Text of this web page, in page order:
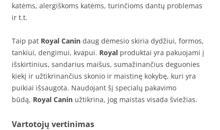
katėms, alergiškoms katėms, turinčioms dantų problemas
ir t.t.
Taip pat Royal Canin daug dėmesio skiria dydžiui, formos,
tankiui, dengimui, kvapui. Royal produktai yra pakuojami į
išskirtinius, sandarius maišus, sumažinančius deguonies
kiekį ir užtikrinančius skonio ir maistinę kokybę, kuri yra
puikiai išsaugota. Naudojant šį specialų pakavimo
būdą, Royal Canin užtikrina, jog maistas visada šviežias.
Vartotojų vertinimas